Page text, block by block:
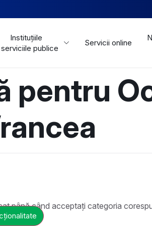
Instituțiile
publice
Servicii online
pentru